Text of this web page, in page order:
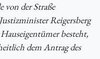
von der Straße
Reigersberg
besteht,
dem Antrag des